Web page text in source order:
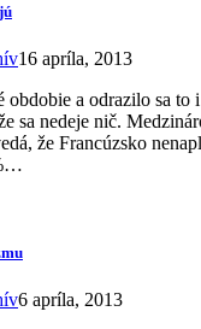
16 apríla, 2013
obdobie a odrazilo sa to
sa nedeje nič.
že Francúzsko
6 apríla, 2013